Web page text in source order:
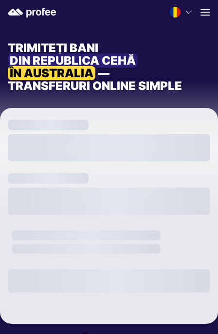
TRIMITEȚI BANI
DIN REPUBLICA CEHĂ
ÎN AUSTRALIA —
TRANSFERURI ONLINE SIMPLE